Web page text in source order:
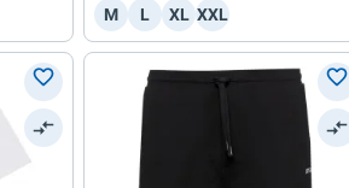
M L XL XXL